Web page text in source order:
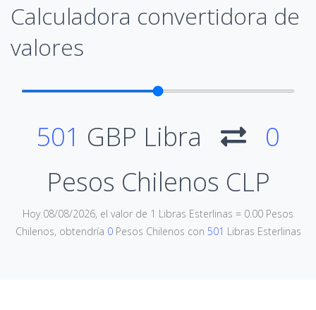
Calculadora convertidora de
valores
501 GBP Libra
0
Pesos Chilenos CLP
Hoy 08/08/2026, el valor de 1 Libras Esterlinas = 0.00 Pesos
Chilenos, obtendría 0Pesos Chilenos con 501 Libras Esterlinas